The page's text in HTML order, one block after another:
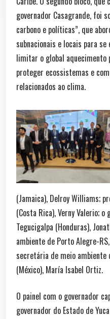
governador Casagrande, foi
carbono e políticas”, que
subnacionais e locais para
limitar o global aquecimento
proteger ecossistemas e
relacionados ao clima.
(Jamaica), Delroy Williams;
(Costa Rica), Verny Valerio;
Tegucigalpa (Honduras),
ambiente de Porto Alegre-
secretária de meio ambiente
(México), María Isabel Ortiz.
O painel com o governador
governador do Estado de